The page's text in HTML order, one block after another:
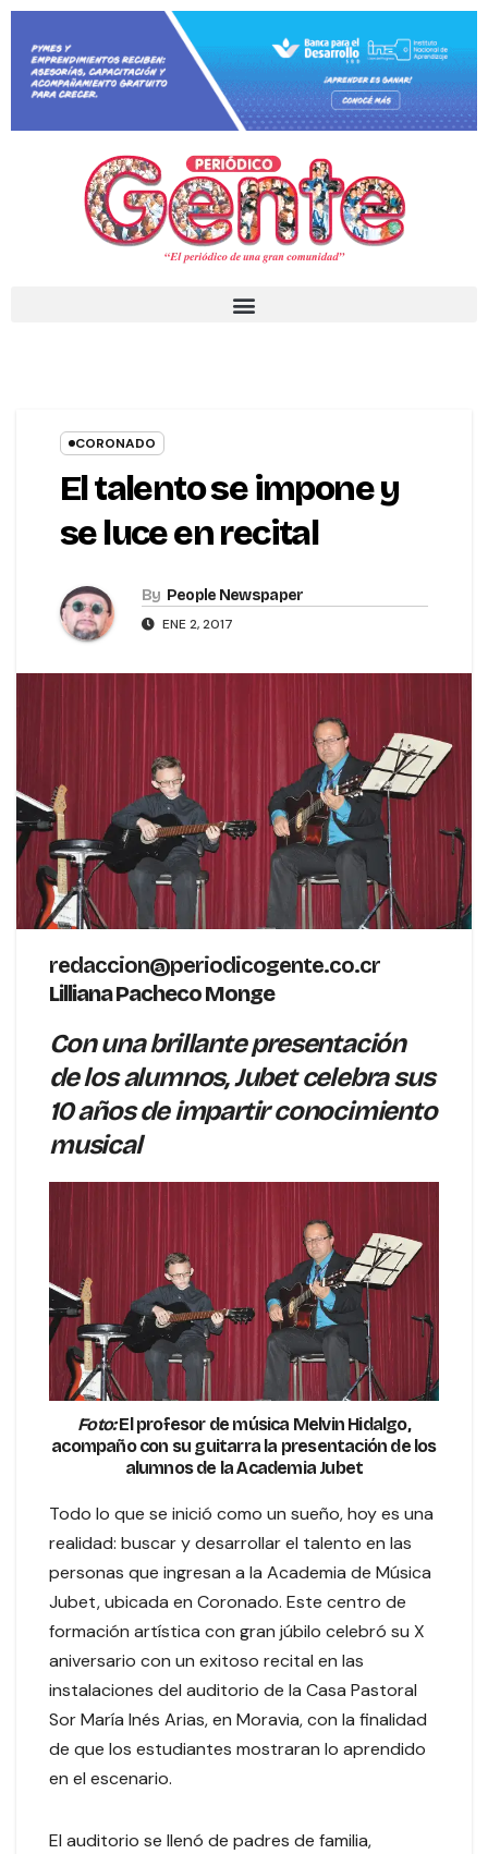
CORONADO
El talento se impone y
se luce en recital
By People Newspaper
ENE 2, 2017
redaccion@periodicogente.co.cr
Lilliana Pacheco Monge
Con una brillante presentación
de los alumnos, Jubet celebra sus
10 años de impartir conocimiento
musical
Foto:El profesor de música Melvin Hidalgo,
acompaño con su guitarra la presentación de los
alumnos de la Academia Jubet
Todo lo que se inició como un sueño, hoy es una
realidad: buscar y desarrollar el talento en las
personas que ingresan a la Academia de Música
Jubet, ubicada en Coronado. Este centro de
formación artística con gran júbilo celebró su X
aniversario con un exitoso recital en las
instalaciones del auditorio de la Casa Pastoral
Sor María Inés Arias, en Moravia, con la finalidad
de que los estudiantes mostraran lo aprendido
en el escenario.
El auditorio se llenó de padres de familia,